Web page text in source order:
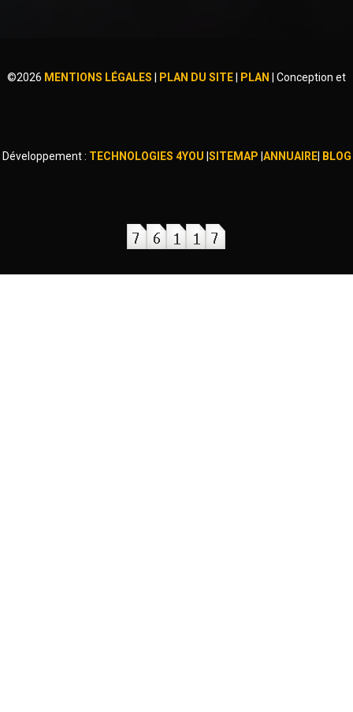
©2026 MENTIONS LÉGALES PLAN DU SITE PLAN Conception et
Développement : TECHNOLOGIES 4YOU SITEMAP ANNUAIRE| BLOG